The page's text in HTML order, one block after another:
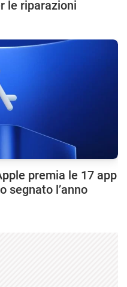
le riparazioni
premia le 17 app
segnato l’anno